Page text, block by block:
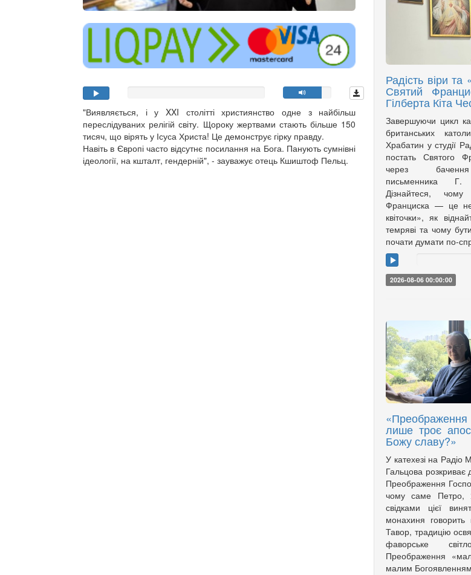
"Виявляється, і у XXI столітті християнство одне з найбільш
переслідуваних релігій світу. Щороку жертвами стають більше 150
тисяч, що вірять у Ісуса Христа! Це демонструє гірку правду.
Навіть в Європі часто відсутнє посилання на Бога. Панують сумнівні
ідеології, на кшталт, гендерній", - зауважує отець Кшиштоф Пельц.
Радість віри
Святий
Гілберта Кіта
Завершуючи цикл
британських
Храбатин у студії
постать Святого
через
письменника
Дізнайтеся,
Франциска — це
квіточки», як
темряві та чому
почати думати по-
2026-08-06 00:00:00
лише троє
Божу славу?»
У катехезі на Радіо
Гальцова розкриває
Преображення
чому саме Петро,
свідками цієї
монахиня говорить
Тавор, традицію
фаворське
Преображення
малим